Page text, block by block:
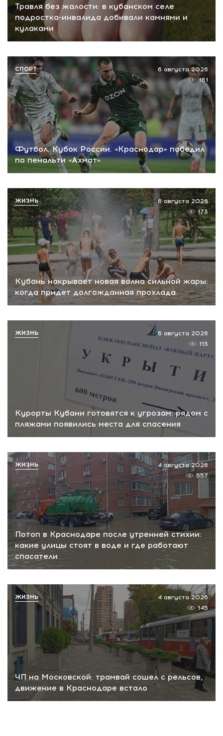
Травля без жалости: в кубанском селе
подростка-инвалида добивали камнями и
кулаками
Футбол. Кубок России. «Краснодар» победил
по пенальти «Ахмат»
6 августа 2026
181
СПОРТ
Кубань накрывает новая волна сильной жары:
когда придет долгожданная прохлада
6 августа 2026
173
ЖИЗНЬ
Курорты Кубани готовятся к угрозам: рядом с
пляжами появились места для спасения
6 августа 2026
113
ЖИЗНЬ
Потоп в Краснодаре после утренней стихии:
какие улицы стоят в воде и где работают
спасатели
4 августа 2026
557
ЖИЗНЬ
ЧП на Московской: трамвай сошел с рельсов,
движение в Краснодаре встало
4 августа 2026
145
ЖИЗНЬ